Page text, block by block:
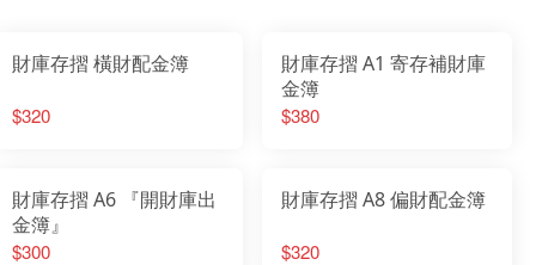
財庫存摺 橫財配金簿
$320
財庫存摺 A1 寄存補財庫
金簿
$380
財庫存摺 A6 『開財庫出
金簿』
$300
財庫存摺 A8 偏財配金簿
$320